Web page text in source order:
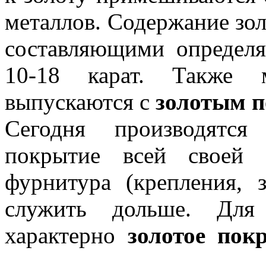
металлов. Содержание
составляющими
10-18 карат. Также
выпускаются с золотым
Сегодня
покрытие всей своей
фурнитура (крепления,
служить дольше.
характерно золотое